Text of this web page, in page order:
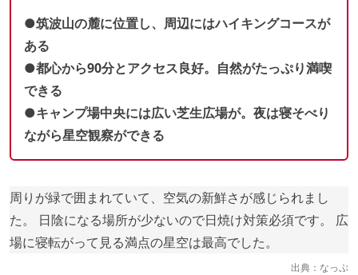
●筑波山の麓に位置し、周辺にはハイキングコースが
ある
●都心から90分とアクセス良好。自然がたっぷり満喫
できる
●キャンプ場中央には広い芝生広場が。夜は寝そべり
ながら星空観察ができる
周りが緑で囲まれていて、空気の新鮮さが感じられまし
た。 日陰になる場所が少ないので日焼け対策必須です。 広
場に寝転がって見る満点の星空は最高でした。
出典： なっぷ